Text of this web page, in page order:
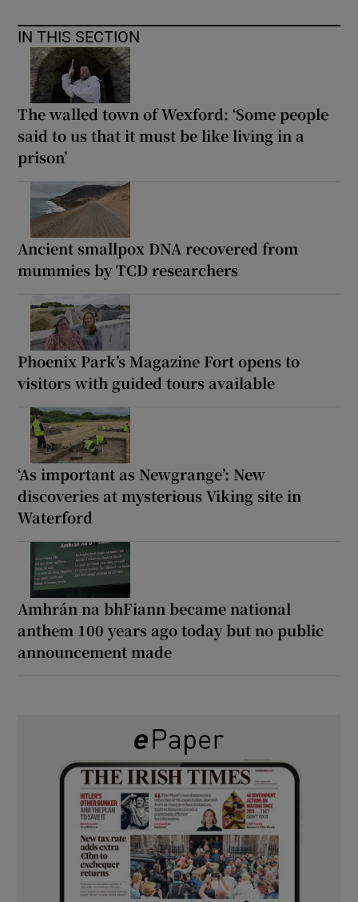
IN THIS SECTION
The walled town of Wexford: ‘Some people
said to us that it must be like living in a
prison’
Ancient smallpox DNA recovered from
mummies by TCD researchers
Phoenix Park’s Magazine Fort opens to
visitors with guided tours available
‘As important as Newgrange’: New
discoveries at mysterious Viking site in
Waterford
Amhrán na bhFiann became national
anthem 100 years ago today but no public
announcement made